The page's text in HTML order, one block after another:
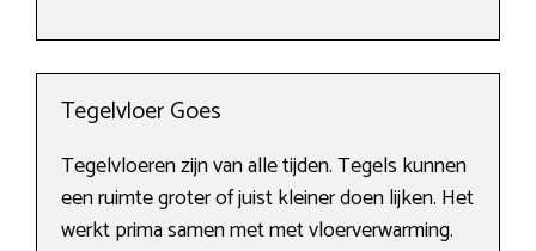
Tegelvloer Goes
Tegelvloeren zijn van alle tijden. Tegels kunnen
een ruimte groter of juist kleiner doen lijken. Het
werkt prima samen met met vloerverwarming.